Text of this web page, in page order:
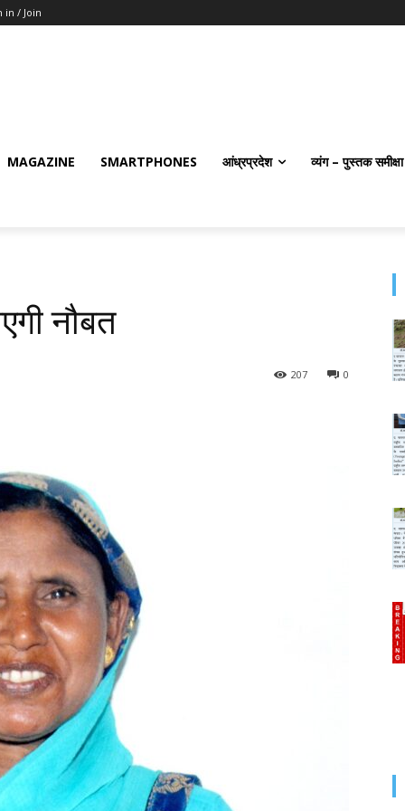
in / Join
MAGAZINE SMARTPHONES आंध्रप्रदेश व्यंग – पुस्तक समीक्षा
नौबत
0
207